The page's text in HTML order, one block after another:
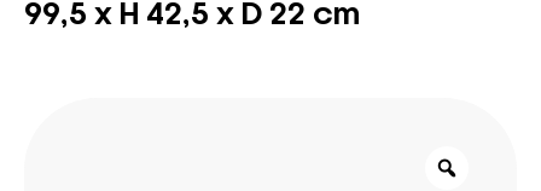
99,5 x H 42,5 x D 22 cm